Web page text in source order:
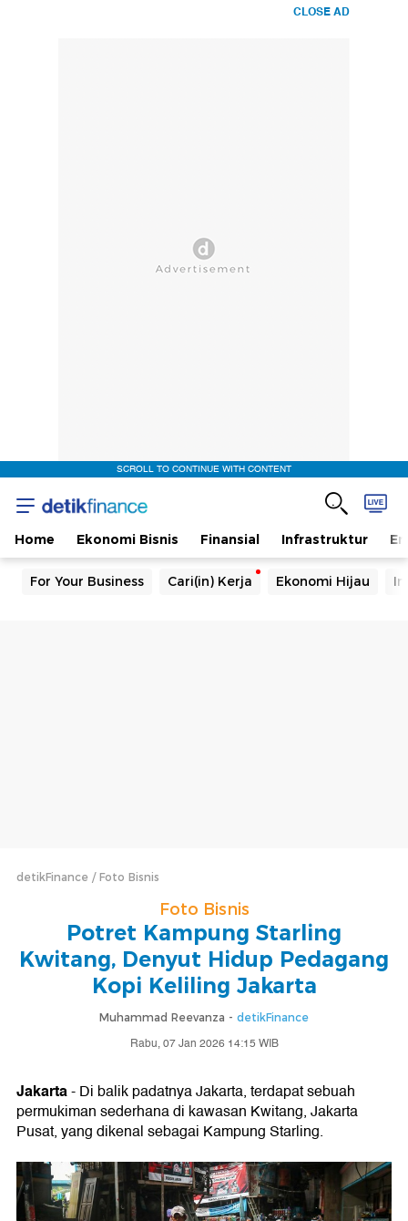
CLOSE AD
SCROLL TO CONTINUE WITH CONTENT
Home Ekonomi Bisnis Finansial Infrastruktur
For Your Business Cari(in) Kerja Ekonomi Hijau
detikFinance Foto Bisnis
Foto Bisnis
Potret Kampung Starling
Kwitang, Denyut Hidup Pedagang
Kopi Keliling Jakarta
Muhammad Reevanza - detikFinance
Rabu, 07 Jan 2026 14:15 WIB
Jakarta- Di balik padatnya Jakarta, terdapat sebuah
permukiman sederhana di kawasan Kwitang, Jakarta
Pusat, yang dikenal sebagai Kampung Starling.